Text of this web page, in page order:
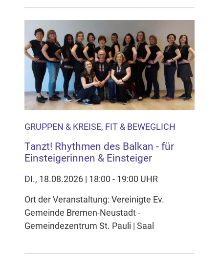
GRUPPEN & KREISE, FIT & BEWEGLICH
Tanzt! Rhythmen des Balkan - für
Einsteigerinnen & Einsteiger
DI., 18.08.2026 | 18:00 - 19:00 UHR
Ort der Veranstaltung: Vereinigte Ev.
Gemeinde Bremen-Neustadt -
Gemeindezentrum St. Pauli | Saal